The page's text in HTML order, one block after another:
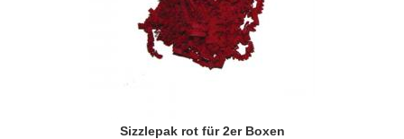
Sizzlepak rot für 2er Boxen